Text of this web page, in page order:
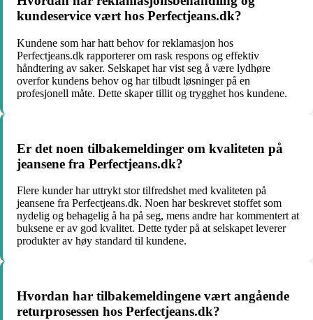
kundeservice vært hos Perfectjeans.dk?
Kundene som har hatt behov for reklamasjon hos
Perfectjeans.dk rapporterer om rask respons og effektiv
håndtering av saker. Selskapet har vist seg å være lydhøre
overfor kundens behov og har tilbudt løsninger på en
profesjonell måte. Dette skaper tillit og trygghet hos kundene.
Er det noen tilbakemeldinger om kvaliteten på
jeansene fra Perfectjeans.dk?
Flere kunder har uttrykt stor tilfredshet med kvaliteten på
jeansene fra Perfectjeans.dk. Noen har beskrevet stoffet som
nydelig og behagelig å ha på seg, mens andre har kommentert at
buksene er av god kvalitet. Dette tyder på at selskapet leverer
produkter av høy standard til kundene.
Hvordan har tilbakemeldingene vært angående
returprosessen hos Perfectjeans.dk?